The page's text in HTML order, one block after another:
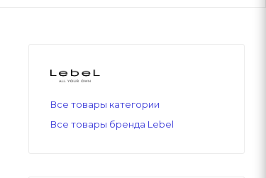
Все товары категории
Все товары бренда Lebel